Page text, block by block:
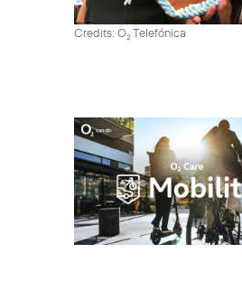
Credits: O2Telefónica